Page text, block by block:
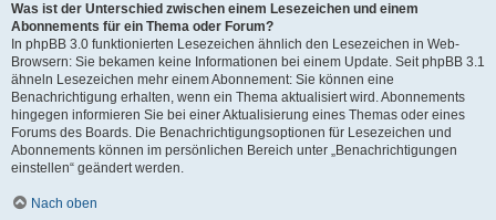
Was ist der Unterschied zwischen einem Lesezeichen und einem
Abonnements für ein Thema oder Forum?
In phpBB 3.0 funktionierten Lesezeichen ähnlich den Lesezeichen in Web-
Browsern: Sie bekamen keine Informationen bei einem Update. Seit phpBB 3.1
ähneln Lesezeichen mehr einem Abonnement: Sie können eine
Benachrichtigung erhalten, wenn ein Thema aktualisiert wird. Abonnements
hingegen informieren Sie bei einer Aktualisierung eines Themas oder eines
Forums des Boards. Die Benachrichtigungsoptionen für Lesezeichen und
Abonnements können im persönlichen Bereich unter „Benachrichtigungen
einstellen“ geändert werden.
Nach oben